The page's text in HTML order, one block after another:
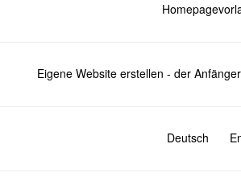
Eigene Website erstellen - der
Deutsch